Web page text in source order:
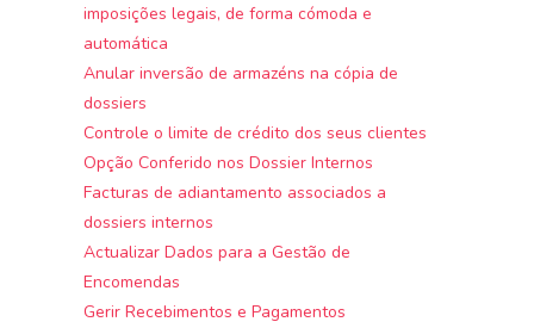
imposições legais, de forma cómoda e
automática
Anular inversão de armazéns na cópia de
dossiers
Controle o limite de crédito dos seus clientes
Opção Conferido nos Dossier Internos
Facturas de adiantamento associados a
dossiers internos
Actualizar Dados para a Gestão de
Encomendas
Gerir Recebimentos e Pagamentos